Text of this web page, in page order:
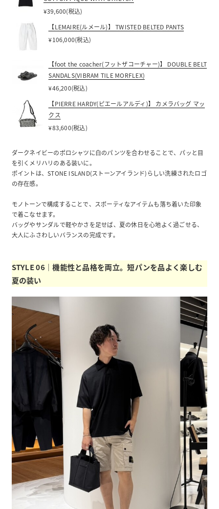
¥39,600(税込)
【LEMAIRE(ルメール)】 TWISTED BELTED PANTS
¥106,000(税込)
【foot the coacher(フットザコーチャー)】 DOUBLE BELT
SANDALS(VIBRAM TILE MORFLEX)
¥46,200(税込)
【PIERRE HARDY(ピエールアルディ)】 カメラバッグ マッ
クス
¥83,600(税込)
ダークネイビーのポロシャツに白のパンツを合わせることで、パッと目
を引くメリハリのある装いに。
ポイントは、STONE ISLAND(ストーンアイランド)らしい洗練されたロゴ
の存在感。
モノトーンで構成することで、スポーティなアイテムも落ち着いた印象
で着こなせます。
バッグやサンダルで軽やかさを足せば、夏の休日を心地よく過ごせる、
大人にふさわしいバランスの完成です。
STYLE 06｜機能性と品格を両立。短パンを品よく楽しむ
夏の装い